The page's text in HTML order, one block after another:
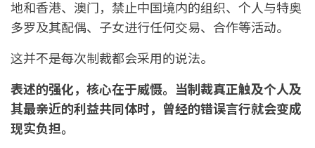
地和香港、澳门，禁止中国境内的组织、个人与特奥
多罗及其配偶、子女进行任何交易、合作等活动。
这并不是每次制裁都会采用的说法。
表述的强化，核心在于威慑。当制裁真正触及个人及
其最亲近的利益共同体时，曾经的错误言行就会变成
现实负担。